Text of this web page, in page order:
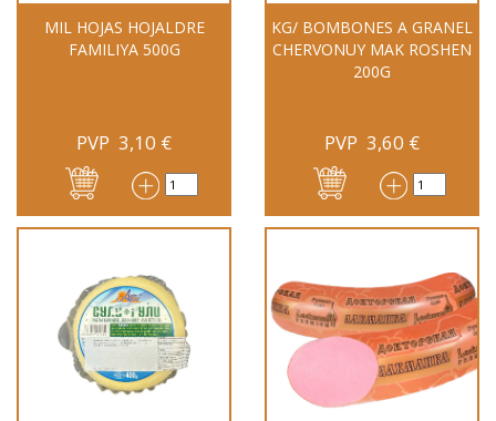
MIL HOJAS HOJALDRE
FAMILIYA 500G
PVP 3,10 €
KG/ BOMBONES A GRANEL
CHERVONUY MAK ROSHEN
200G
PVP 3,60 €